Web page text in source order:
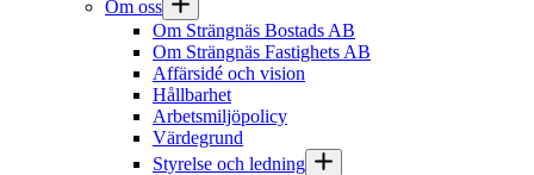
Om oss
Om Strängnäs Bostads AB
Om Strängnäs Fastighets AB
Affärsidé och vision
Hållbarhet
Arbetsmiljöpolicy
Värdegrund
Styrelse och ledning